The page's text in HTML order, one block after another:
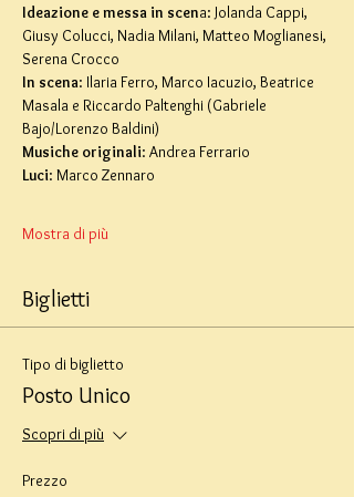
Ideazione e messa in scena: Jolanda Cappi,
Giusy Colucci, Nadia Milani, Matteo Moglianesi,
Serena Crocco
In scena: Ilaria Ferro, Marco Iacuzio, Beatrice
Masala e Riccardo Paltenghi (Gabriele
Bajo/Lorenzo Baldini)
Musiche originali: Andrea Ferrario
Luci: Marco Zennaro
Mostra di più
Biglietti
Tipo di biglietto
Posto Unico
Scopri di più
Prezzo